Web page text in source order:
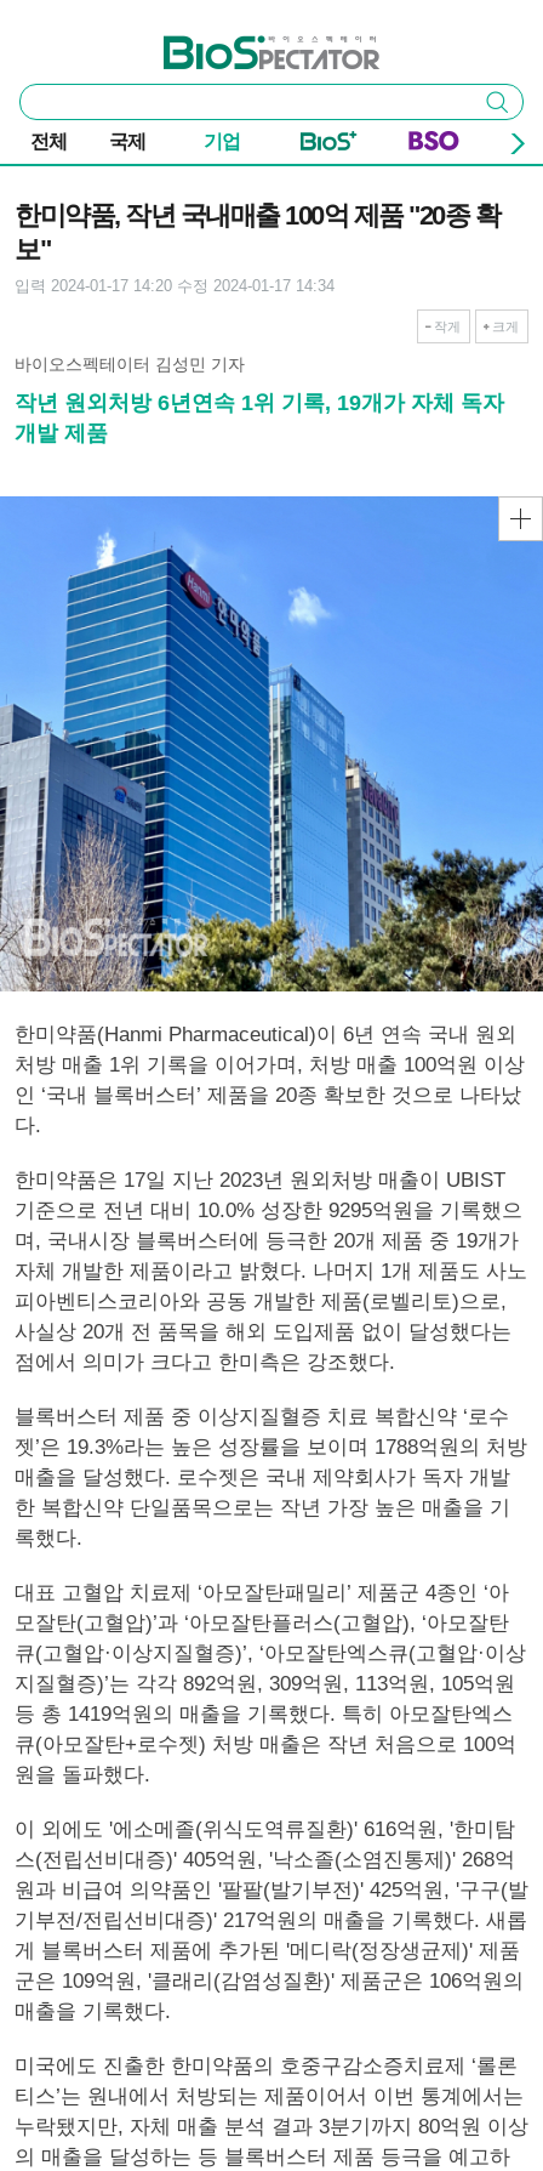
바이오스펙테이터
통
합
검
색
검색
전체 국제 기업
한미약품, 작년 국내매출 100억 제품 "20종 확
보"
입력 2024-01-17 14:20 수정 2024-01-17 14:34
작게 크게
바이오스펙테이터 김성민 기자
작년 원외처방 6년연속 1위 기록, 19개가 자체 독자
개발 제품
한미약품(Hanmi Pharmaceutical)이 6년 연속 국내 원외
처방 매출 1위 기록을 이어가며, 처방 매출 100억원 이상
인 ‘국내 블록버스터’ 제품을 20종 확보한 것으로 나타났
다.
한미약품은 17일 지난 2023년 원외처방 매출이 UBIST
기준으로 전년 대비 10.0% 성장한 9295억원을 기록했으
며, 국내시장 블록버스터에 등극한 20개 제품 중 19개가
자체 개발한 제품이라고 밝혔다. 나머지 1개 제품도 사노
피아벤티스코리아와 공동 개발한 제품(로벨리토)으로,
사실상 20개 전 품목을 해외 도입제품 없이 달성했다는
점에서 의미가 크다고 한미측은 강조했다.
블록버스터 제품 중 이상지질혈증 치료 복합신약 ‘로수
젯’은 19.3%라는 높은 성장률을 보이며 1788억원의 처방
매출을 달성했다. 로수젯은 국내 제약회사가 독자 개발
한 복합신약 단일품목으로는 작년 가장 높은 매출을 기
록했다.
대표 고혈압 치료제 ‘아모잘탄패밀리’ 제품군 4종인 ‘아
모잘탄(고혈압)’과 ‘아모잘탄플러스(고혈압), ‘아모잘탄
큐(고혈압·이상지질혈증)’, ‘아모잘탄엑스큐(고혈압·이상
지질혈증)’는 각각 892억원, 309억원, 113억원, 105억원
등 총 1419억원의 매출을 기록했다. 특히 아모잘탄엑스
큐(아모잘탄+로수젯) 처방 매출은 작년 처음으로 100억
원을 돌파했다.
이 외에도 '에소메졸(위식도역류질환)' 616억원, '한미탐
스(전립선비대증)' 405억원, '낙소졸(소염진통제)' 268억
원과 비급여 의약품인 '팔팔(발기부전)' 425억원, '구구(발
기부전/전립선비대증)' 217억원의 매출을 기록했다. 새롭
게 블록버스터 제품에 추가된 '메디락(정장생균제)' 제품
군은 109억원, '클래리(감염성질환)' 제품군은 106억원의
매출을 기록했다.
미국에도 진출한 한미약품의 호중구감소증치료제 ‘롤론
티스’는 원내에서 처방되는 제품이어서 이번 통계에서는
누락됐지만, 자체 매출 분석 결과 3분기까지 80억원 이상
의 매출을 달성하는 등 블록버스터 제품 등극을 예고하